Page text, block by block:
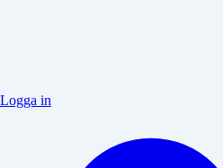
Logga in